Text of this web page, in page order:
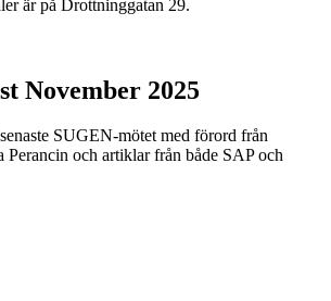
är på Drottninggatan 29.
November 2025
SUGEN-mötet med förord från
Perancin och artiklar från både SAP och